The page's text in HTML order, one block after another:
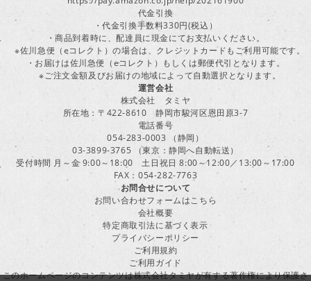
代金引換
・代金引換手数料330円(税込）
・商品到着時に、配達員に現金にてお支払いください。
※佐川急便（eコレクト）の場合は、クレジットカードもご利用可能です。
・お届けは佐川急便（eコレクト）もしくは郵便代引となります。
※ご注文金額及びお届けの地域によって自動選択となります。
運営会社
株式会社 タミヤ
所在地：〒422-8610 静岡市駿河区恩田原3-7
電話番号
054-283-0003 （静岡）
03-3899-3765 （東京：静岡へ自動転送）
受付時間 月～金 9:00～18:00 土日祝日 8:00～12:00／13:00～17:00
FAX：054-282-7763
お問合せについて
お問い合わせフォームはこちら
会社概要
特定商取引法に基づく表示
プライバシーポリシー
ご利用規約
ご利用ガイド
このホームページのコンテンツは株式会社タミヤが有する著作権により保護さ